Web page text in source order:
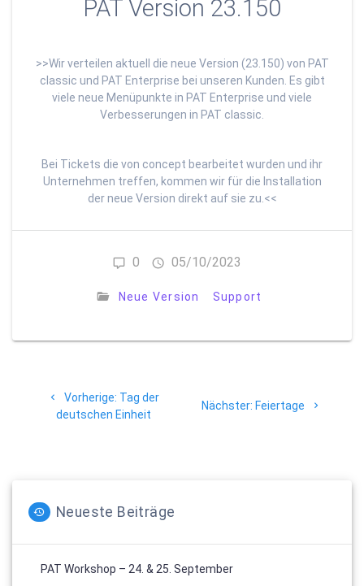
PAT Version 23.150
>>Wir verteilen aktuell die neue Version (23.150) von PAT
classic und PAT Enterprise bei unseren Kunden. Es gibt
viele neue Menüpunkte in PAT Enterprise und viele
Verbesserungen in PAT classic.
Bei Tickets die von concept bearbeitet wurden und ihr
Unternehmen treffen, kommen wir für die Installation
der neue Version direkt auf sie zu.<<
0 05/10/2023
Neue Version Support
Vorherige: Vorheriger
Beitrag:
Tag der
deutschen Einheit
Nächster: Nächster
Feiertage
Neueste Beiträge
PAT Workshop – 24. & 25. September